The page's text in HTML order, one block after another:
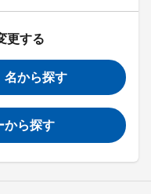
更する
名から探す
から探す